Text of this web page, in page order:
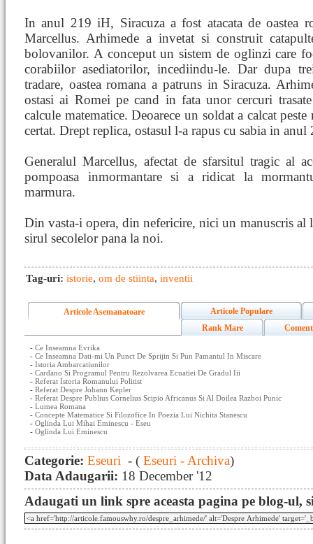
In anul 219 iH, Siracuza a fost atacata de oastea
Marcellus. Arhimede a invetat si construit
bolovanilor. A conceput un sistem de oglinzi care
corabiilor asediatorilor, incediindu-le. Dar dupa
tradare, oastea romana a patruns in Siracuza.
ostasi ai Romei pe cand in fata unor cercuri
calcule matematice. Deoarece un soldat a calcat
certat. Drept replica, ostasul l-a rapus cu sabia in
Generalul Marcellus, afectat de sfarsitul tragic al
pompoasa inmormantare si a ridicat la
marmura.
Din vasta-i opera, din nefericire, nici un manuscris al
sirul secolelor pana la noi.
Tag-uri: istorie, om de stiinta, inventii
Articole Asemanatoare
Articole Populare
Rank Mare
- Ce Inseamna Evrika
- Ce Inseamna Dati-mi Un Punct De Sprijin Si Pun Pamantul In Miscare
- Istoria Ambarcatiunilor
- Cardano Si Programul Pentru Rezolvarea Ecuatiei De Gradul Iii
- Referat Istoria Romanului Politist
- Referat Despre Johann Kepler
- Referat Despre Publius Cornelius Scipio Africanus Si Al Doilea Razboi Punic
- Lumea Romana
- Concepte Matematice Si Filozofice In Poezia Lui Nichita Stanescu
- Oglinda Lui Mihai Eminescu - Eseu
- Oglinda Lui Eminescu
Categorie: Eseuri - ( Eseuri - Archiva)
Data Adaugarii: 18 December '12
Adaugati un link spre aceasta pagina pe blog-ul,